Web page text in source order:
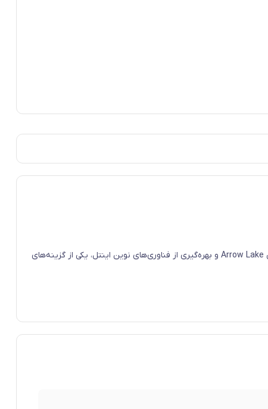
پردازنده اینتل بدون باکس مدل Core Ultra 5 245KF از نسل جدید پردازنده‌های اینتل است که برای دسکتاپ عرضه شده است. این پردازنده با طراحی Arrow Lake و بهره‌گیری از فناوری‌های نوین اینتل، یکی از گزینه‌های